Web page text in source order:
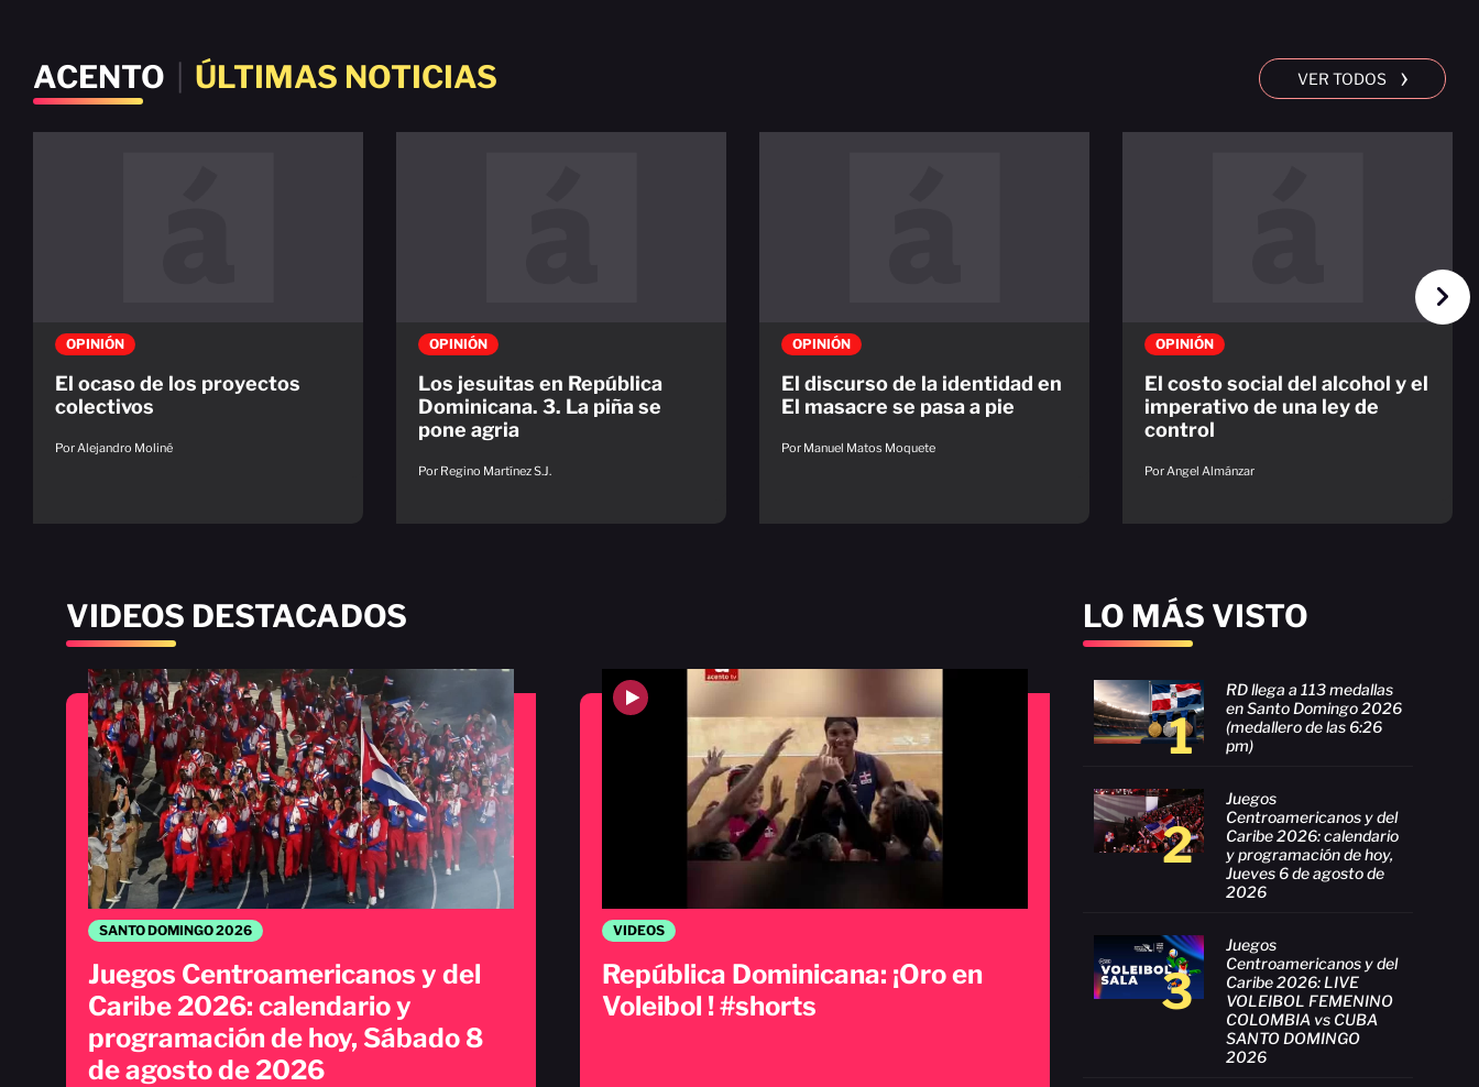
ACENTO ÚLTIMAS NOTICIAS VER TODOS ›
OPINIÓN
El ocaso de los proyectos
colectivos
Por Alejandro Moliné
OPINIÓN
Los jesuitas en República
Dominicana. 3. La piña se
pone agria
Por Regino Martínez S.J.
OPINIÓN
El discurso de la identidad en
El masacre se pasa a pie
Por Manuel Matos Moquete
OPINIÓN
El costo social del alcohol y el
imperativo de una ley de
control
Por Angel Almánzar
LO MÁS VISTO
1
RD llega a 113 medallas
en Santo Domingo 2026
(medallero de las 6:26
pm)
2
Juegos
Centroamericanos y del
Caribe 2026: calendario
y programación de hoy,
Jueves 6 de agosto de
2026
3
Juegos
Centroamericanos y del
Caribe 2026: LIVE
VOLEIBOL FEMENINO
COLOMBIA vs CUBA
SANTO DOMINGO
2026
VIDEOS DESTACADOS
SANTO DOMINGO 2026
Juegos Centroamericanos y del
Caribe 2026: calendario y
programación de hoy, Sábado 8
de agosto de 2026
VIDEOS
República Dominicana: ¡Oro en
Voleibol ! #shorts